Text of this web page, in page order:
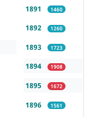
1891 1460
1892 1260
1893 1723
1894 1908
1895 1672
1896 1561